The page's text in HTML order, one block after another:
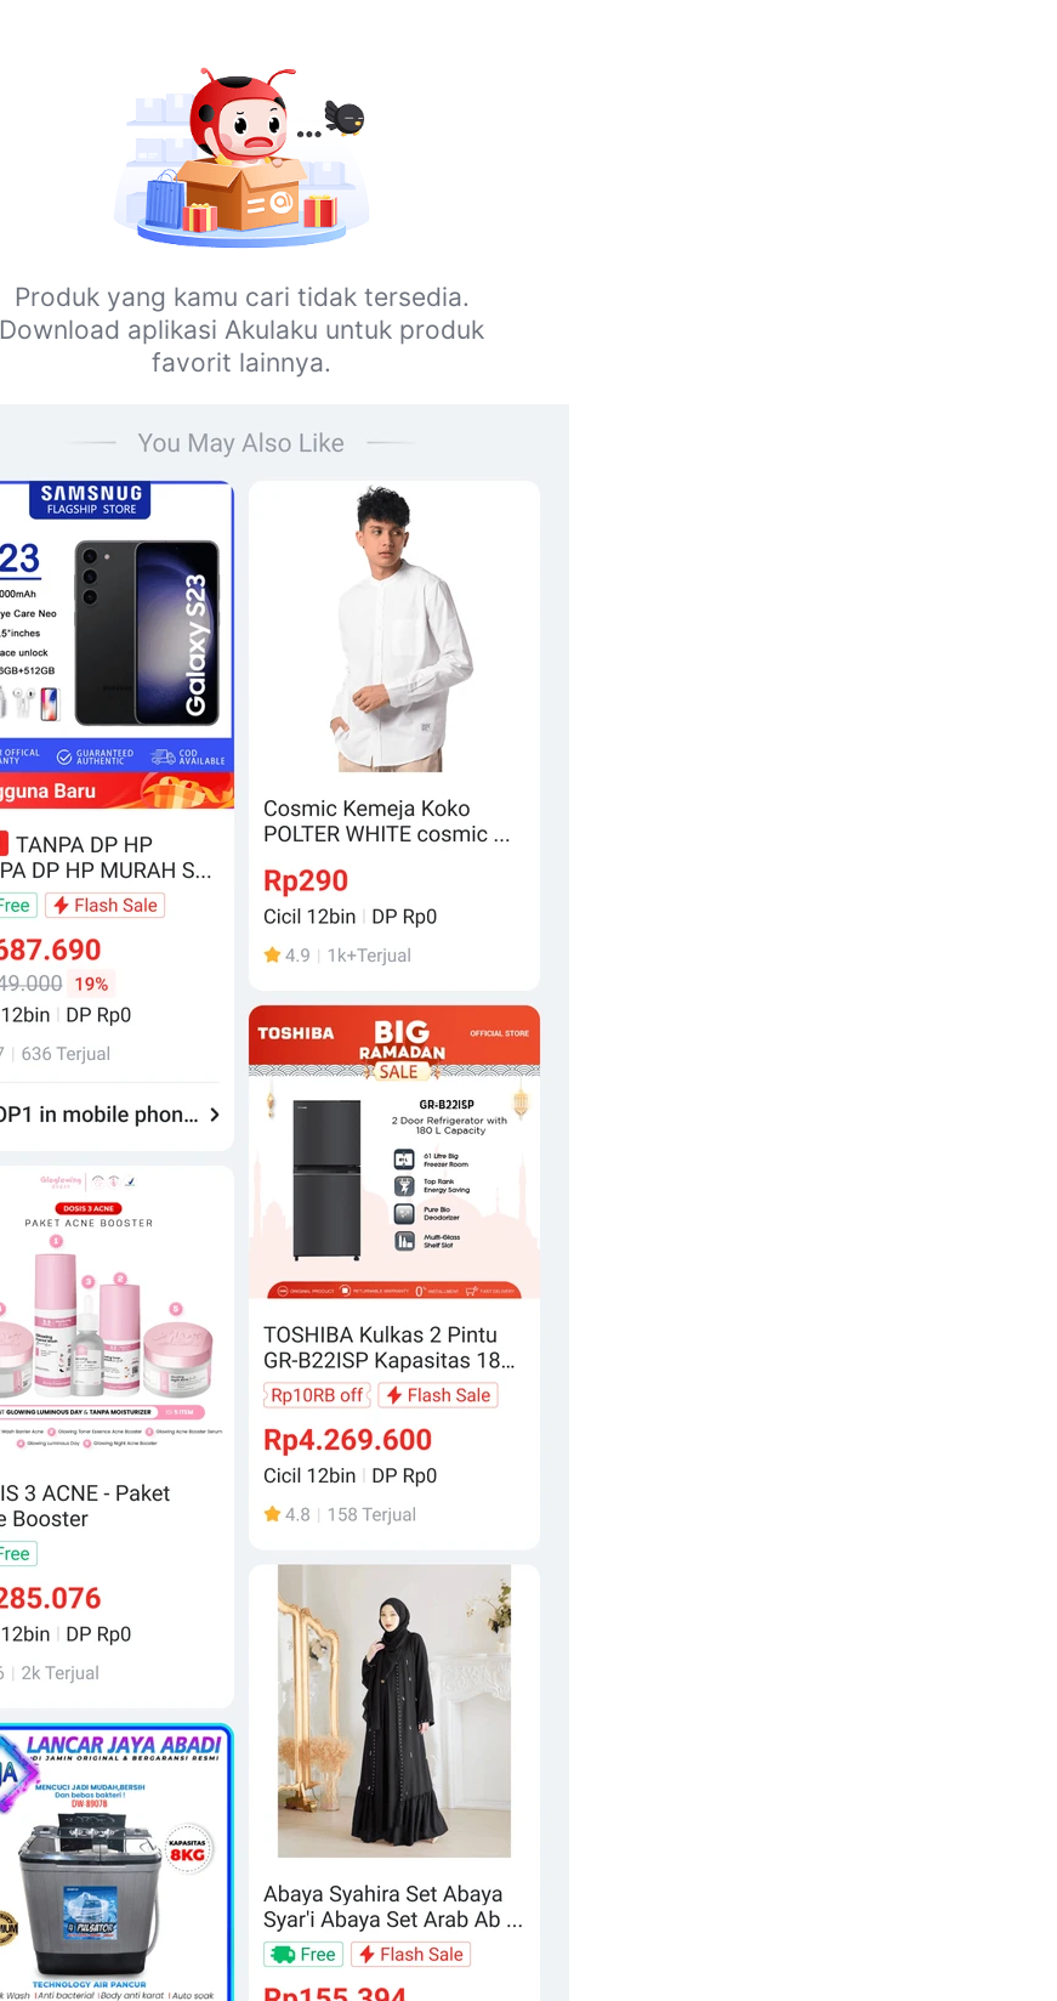
Produk yang kamu cari tidak tersedia.
Download aplikasi Akulaku untuk produk
favorit lainnya.